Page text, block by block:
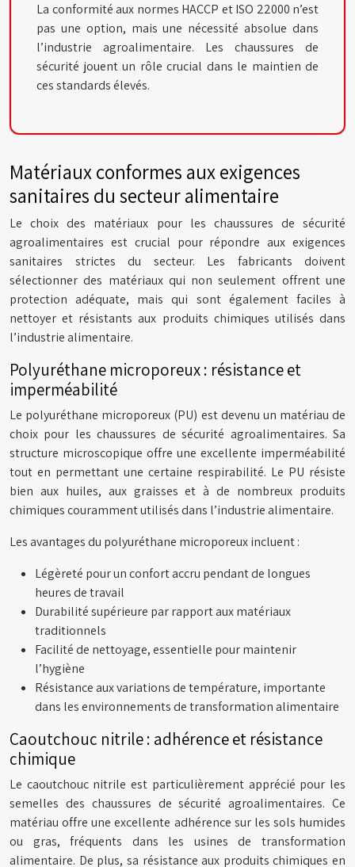
La conformité aux normes HACCP et ISO 22000 n’est
pas une option, mais une nécessité absolue dans
l’industrie agroalimentaire. Les chaussures de
sécurité jouent un rôle crucial dans le maintien de
ces standards élevés.
Matériaux conformes aux exigences
sanitaires du secteur alimentaire
Le choix des matériaux pour les chaussures de sécurité
agroalimentaires est crucial pour répondre aux exigences
sanitaires strictes du secteur. Les fabricants doivent
sélectionner des matériaux qui non seulement offrent une
protection adéquate, mais qui sont également faciles à
nettoyer et résistants aux produits chimiques utilisés dans
l’industrie alimentaire.
Polyuréthane microporeux : résistance et
imperméabilité
Le polyuréthane microporeux (PU) est devenu un matériau de
choix pour les chaussures de sécurité agroalimentaires. Sa
structure microscopique offre une excellente imperméabilité
tout en permettant une certaine respirabilité. Le PU résiste
bien aux huiles, aux graisses et à de nombreux produits
chimiques couramment utilisés dans l’industrie alimentaire.
Les avantages du polyuréthane microporeux incluent :
Légèreté pour un confort accru pendant de longues
heures de travail
Durabilité supérieure par rapport aux matériaux
traditionnels
Facilité de nettoyage, essentielle pour maintenir
l’hygiène
Résistance aux variations de température, importante
dans les environnements de transformation alimentaire
Caoutchouc nitrile : adhérence et résistance
chimique
Le caoutchouc nitrile est particulièrement apprécié pour les
semelles des chaussures de sécurité agroalimentaires. Ce
matériau offre une excellente adhérence sur les sols humides
ou gras, fréquents dans les usines de transformation
alimentaire. De plus, sa résistance aux produits chimiques en